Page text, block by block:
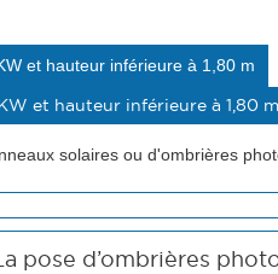
et hauteur inférieure à 1,80 m
solaires ou d'ombrières
pose d’ombrières